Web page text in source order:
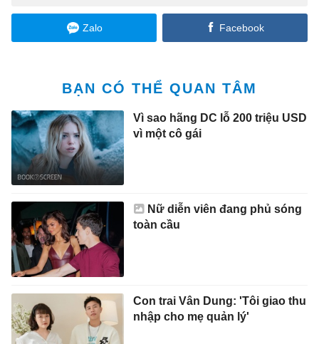
Zalo Facebook
BẠN CÓ THỂ QUAN TÂM
Vì sao hãng DC lỗ 200 triệu USD
vì một cô gái
Nữ diễn viên đang phủ sóng
toàn cầu
Con trai Vân Dung: 'Tôi giao thu
nhập cho mẹ quản lý'